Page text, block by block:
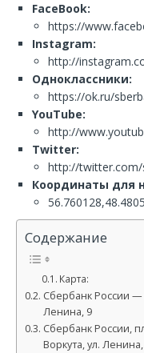
FaceBook:
https://
Instagram:
http://
Одноклассники:
https://ok.ru/
YouTube:
http://
Twitter:
http://twitter.com/
Координаты для
Содержание
Карта:
Сбербанк России
Ленина, 9
Сбербанк России,
Воркута, ул. Ленина,